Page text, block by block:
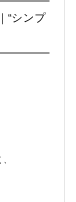
“シンプ